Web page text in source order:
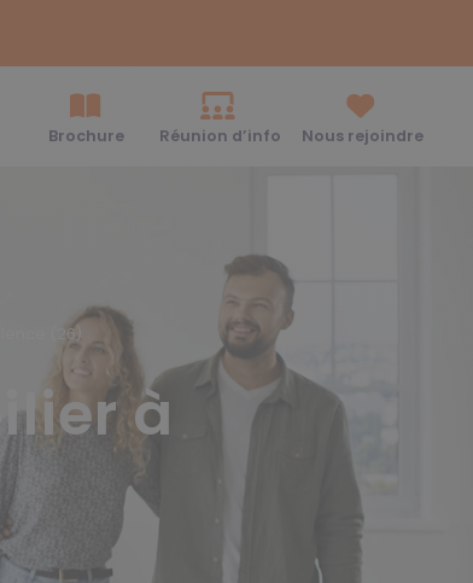
Brochure
Réunion d’info Nous rejoindre
(26)
à